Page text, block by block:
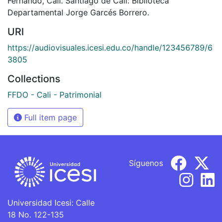
Departamental Jorge Garcés Borrero.
URI
https://audiovisuales.icesi.edu.co/handle/123456789/6
3805
Collections
FFDO - Cali - Patrimonial
Full item page
Universidad Icesi: Calle
18 No. 122-135
Síguenos